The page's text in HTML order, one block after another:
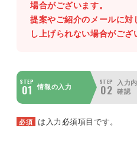
場合がございます。
提案やご紹介のメールに対
し上げられない場合がござ
STEP
01 情報の入力
STEP
02
入力
確認
必須 は入力必須項目です。